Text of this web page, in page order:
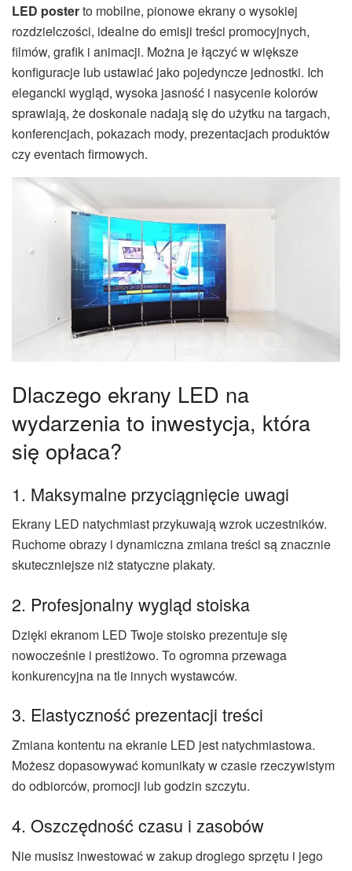
LED posterto mobilne, pionowe ekrany o wysokiej
rozdzielczości, idealne do emisji treści promocyjnych,
filmów, grafik i animacji. Można je łączyć w większe
konfiguracje lub ustawiać jako pojedyncze jednostki. Ich
elegancki wygląd, wysoka jasność i nasycenie kolorów
sprawiają, że doskonale nadają się do użytku na targach,
konferencjach, pokazach mody, prezentacjach produktów
czy eventach firmowych.
Dlaczego ekrany LED na
wydarzenia to inwestycja, która
się opłaca?
1. Maksymalne przyciągnięcie uwagi
Ekrany LED natychmiast przykuwają wzrok uczestników.
Ruchome obrazy i dynamiczna zmiana treści są znacznie
skuteczniejsze niż statyczne plakaty.
2. Profesjonalny wygląd stoiska
Dzięki ekranom LED Twoje stoisko prezentuje się
nowocześnie i prestiżowo. To ogromna przewaga
konkurencyjna na tle innych wystawców.
3. Elastyczność prezentacji treści
Zmiana kontentu na ekranie LED jest natychmiastowa.
Możesz dopasowywać komunikaty w czasie rzeczywistym
do odbiorców, promocji lub godzin szczytu.
4. Oszczędność czasu i zasobów
Nie musisz inwestować w zakup drogiego sprzętu i jego